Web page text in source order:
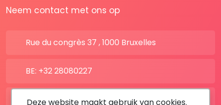
Neem contact met ons op
Rue du congrès 37 , 1000 Bruxelles
BE: +32 28080227
FR: +33 183642895
Deze website maakt gebruik van cookies.